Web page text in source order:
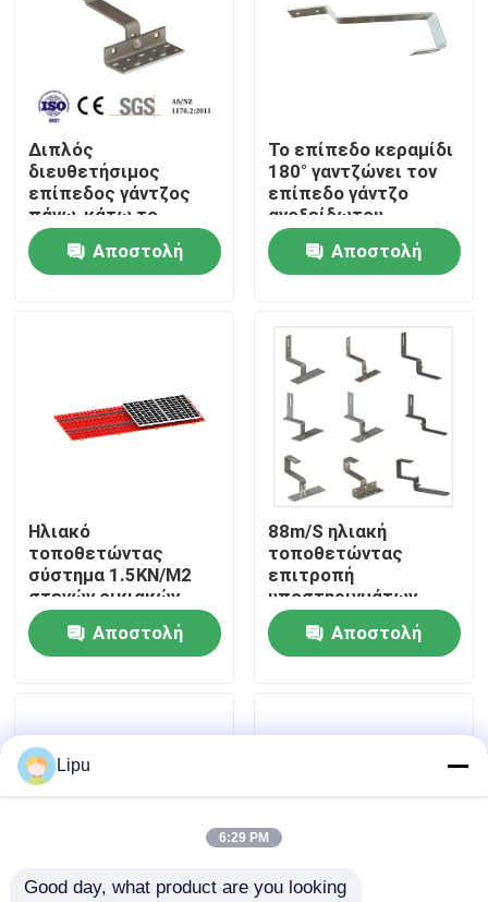
Σπίτι
Βίντεο
Περίπου εμείς
Γύρος εργοστασίων
Μας ελάτε σε επαφή με
ηλιακό PV που τοποθετεί τα συστήματα
Διπλός
διευθετήσιμος
επίπεδος γάντζος
πάνω-κάτω το
διευθετήσιμο γάντζο
ανοξείδωτου
γάντζων κυρίως για
Αποστολή
Το επίπεδο κεραμίδι
180° γαντζώνει τον
επίπεδο γάντζο
ανοξείδωτου
γάντζων κυρίως για
την ΕυρώπηΑποστολή
Ηλιακό
τοποθετώντας
σύστημα 1.5KN/M2
στεγών οικιακών
88m/S κεραμιδιών
Αποστολή
88m/S ηλιακή
τοποθετώντας
επιτροπή
υποστηριγμάτων
Sus304 στεγών
κεραμιδιών αργιλίου
Αποστολή
Lipu
6:29 PM
Good day, what product are you looking